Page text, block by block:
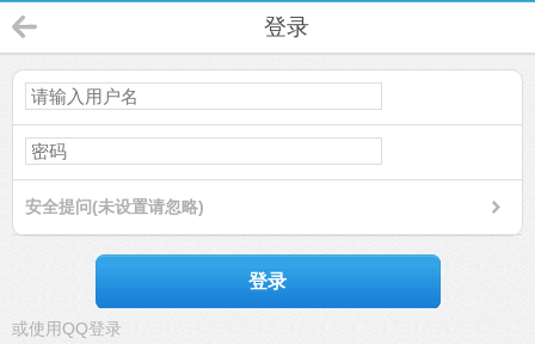
登录
安全提问(未设置请忽略)
登录
或使用QQ登录